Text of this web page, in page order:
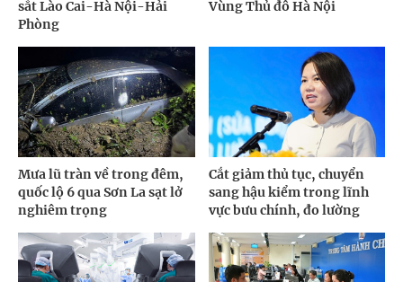
sắt Lào Cai-Hà Nội-Hải
Phòng
Vùng Thủ đô Hà Nội
Mưa lũ tràn về trong đêm,
quốc lộ 6 qua Sơn La sạt lở
nghiêm trọng
Cắt giảm thủ tục, chuyển
sang hậu kiểm trong lĩnh
vực bưu chính, đo lường